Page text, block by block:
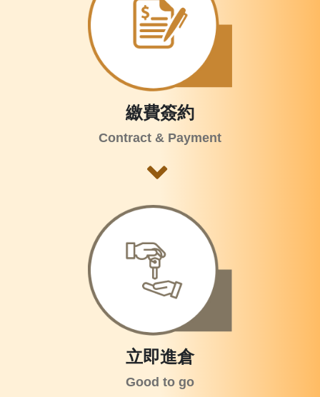
繳費簽約
Contract & Payment
立即進倉
Good to go